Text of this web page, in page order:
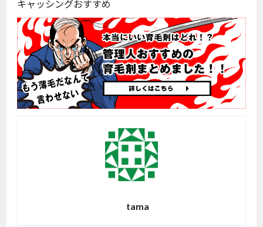
キャッシングおすすめ
tama